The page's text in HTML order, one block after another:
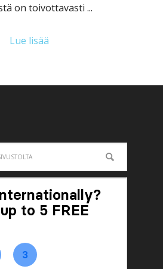
on toivottavasti ...
Lue lisää